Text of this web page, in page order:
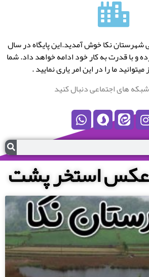
شهرستان نکا خوش آمدید.این پایگاه در سال
کرده و با قدرت به کار خود ادامه خواهد داد. شما
ما را در این امر یاری نمایید .
شبکه های اجتماعی دنبال کنید
استخر پشت